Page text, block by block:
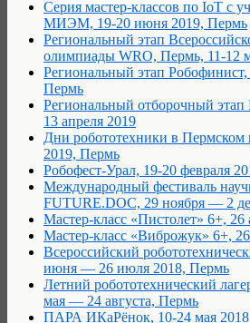
Серия мастер-классов по IoT с
МИЭМ, 19-20 июня 2019, Пермь
Региональный этап
олимпиады WRO, Пермь, 11-12
Региональный этап Робофинист,
Пермь
Региональный отборочный
13 апреля 2019
Дни робототехники в Пермском
2019, Пермь
Робофест-Урал, 19-20 февраля
Международный фестиваль
FUTURE.DOC, 29 ноября — 2
Мастер-класс «Пистолет» 6+, 26
Мастер-класс «Виброжук» 6+,
Всероссийский
июня — 26 июля 2018, Пермь
Летний робототехнический
мая — 24 августа, Пермь
ПАРА ИКаРёнок, 10-24 мая 2018